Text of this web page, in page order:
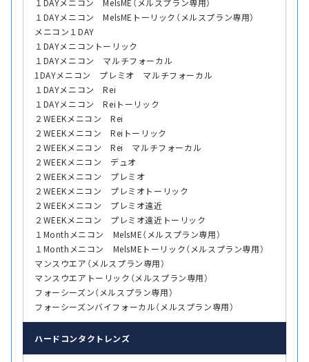
１DAYメニコン MelsME（メルスプラン専用）
１DAYメニコン MelsMEトーリック（メルスプラン専用）
メニコン１DAY
１DAYメニコントーリック
１DAYメニコン マルチフォーカル
1DAYメニコン プレミオ マルチフォーカル
１DAYメニコン Rei
１DAYメニコン Reiトーリック
２WEEKメニコン Rei
２WEEKメニコン Reiトーリック
２WEEKメニコン Rei マルチフォーカル
２WEEKメニコン デュオ
２WEEKメニコン プレミオ
２WEEKメニコン プレミオトーリック
２WEEKメニコン プレミオ遠近
２WEEKメニコン プレミオ遠近トーリック
１Monthメニコン MelsME（メルスプラン専用）
１Monthメニコン MelsMEトーリック（メルスプラン専用）
マンスウエア（メルスプラン専用）
マンスウエアトーリック（メルスプラン専用）
フォーシーズン（メルスプラン専用）
フォーシーズンバイフォーカル（メルスプラン専用）
ハード コンタクトレンズ